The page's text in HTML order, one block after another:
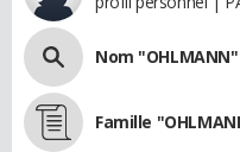
Nom "OHLMANN"
Famille